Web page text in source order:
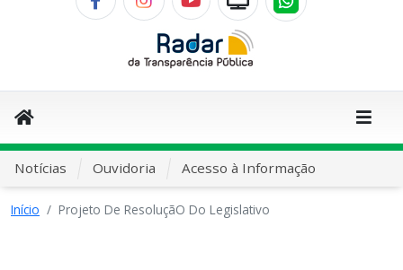
Notícias Ouvidoria Acesso à Informação
Início Projeto De ResoluçãO Do Legislativo